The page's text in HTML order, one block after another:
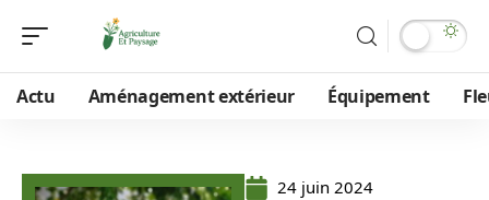
Actu Aménagement extérieur Équipement
24 juin 2024